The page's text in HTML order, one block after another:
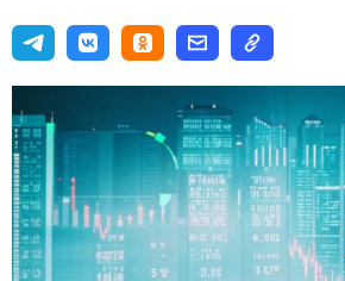
Туризм
ОПК
Эксперты
Авторские материалы
Видео